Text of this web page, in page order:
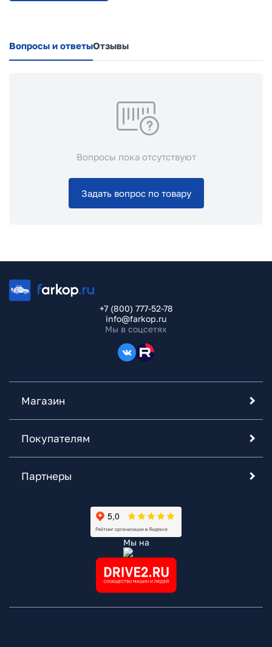
Вопросы и ответыОтзывы
Вопросы пока отсутствуют
Задать вопрос по товару
+7 (800) 777-52-78
info@farkop.ru
Мы в соцсетях
Магазин
Покупателям
Партнеры
Мы на